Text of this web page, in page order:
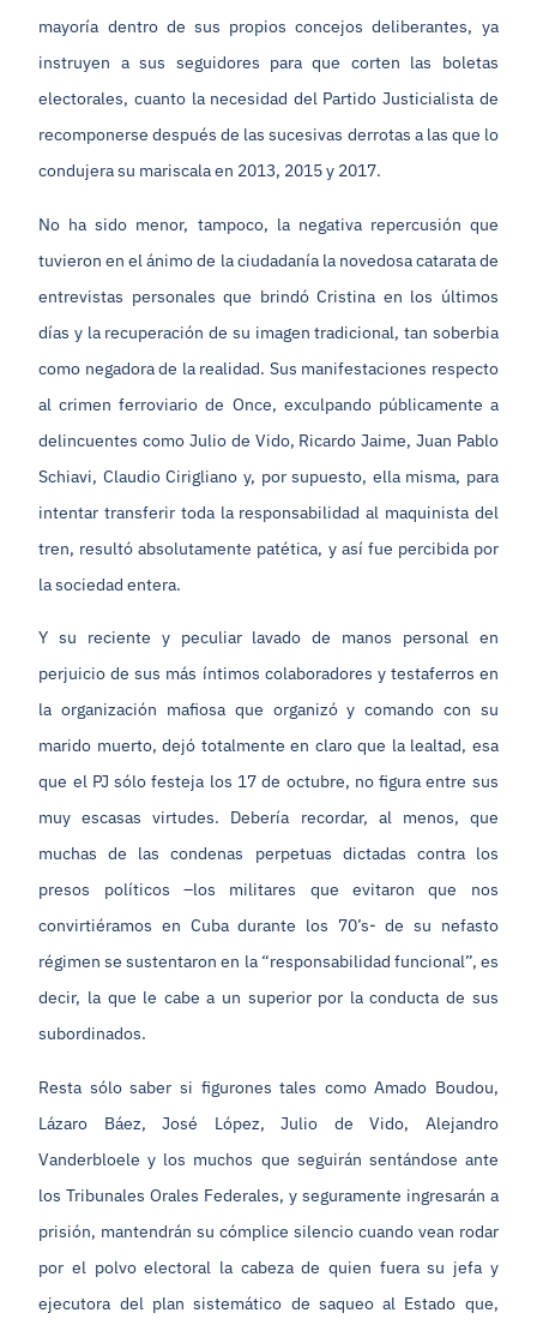
mayoría dentro de sus propios concejos deliberantes, ya
instruyen a sus seguidores para que corten las boletas
electorales, cuanto la necesidad del Partido Justicialista de
recomponerse después de las sucesivas derrotas a las que lo
condujera su mariscala en 2013, 2015 y 2017.
No ha sido menor, tampoco, la negativa repercusión que
tuvieron en el ánimo de la ciudadanía la novedosa catarata de
entrevistas personales que brindó Cristina en los últimos
días y la recuperación de su imagen tradicional, tan soberbia
como negadora de la realidad. Sus manifestaciones respecto
al crimen ferroviario de Once, exculpando públicamente a
delincuentes como Julio de Vido, Ricardo Jaime, Juan Pablo
Schiavi, Claudio Cirigliano y, por supuesto, ella misma, para
intentar transferir toda la responsabilidad al maquinista del
tren, resultó absolutamente patética, y así fue percibida por
la sociedad entera.
Y su reciente y peculiar lavado de manos personal en
perjuicio de sus más íntimos colaboradores y testaferros en
la organización mafiosa que organizó y comando con su
marido muerto, dejó totalmente en claro que la lealtad, esa
que el PJ sólo festeja los 17 de octubre, no figura entre sus
muy escasas virtudes. Debería recordar, al menos, que
muchas de las condenas perpetuas dictadas contra los
presos políticos –los militares que evitaron que nos
convirtiéramos en Cuba durante los 70’s- de su nefasto
régimen se sustentaron en la “responsabilidad funcional”, es
decir, la que le cabe a un superior por la conducta de sus
subordinados.
Resta sólo saber si figurones tales como Amado Boudou,
Lázaro Báez, José López, Julio de Vido, Alejandro
Vanderbloele y los muchos que seguirán sentándose ante
los Tribunales Orales Federales, y seguramente ingresarán a
prisión, mantendrán su cómplice silencio cuando vean rodar
por el polvo electoral la cabeza de quien fuera su jefa y
ejecutora del plan sistemático de saqueo al Estado que,